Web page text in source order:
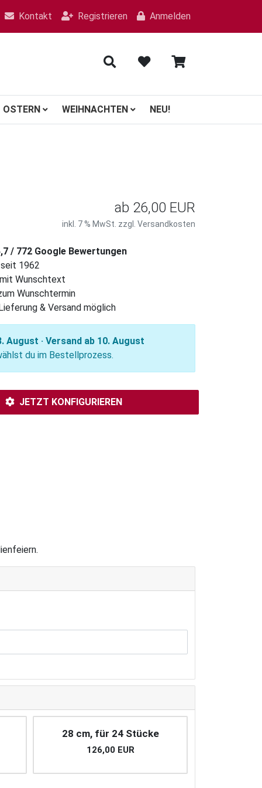
Kontakt Registrieren Anmelden
OSTERN WEIHNACHTEN NEU!
ab 26,00 EUR
inkl. 7 % MwSt. zzgl. Versandkosten
/ 772 Google Bewertungen
1962
Wunschtext
Wunschtermin
& Versand möglich
August · Versand ab 10. August
du im Bestellprozess.
JETZT KONFIGURIEREN
28 cm, für 24 Stücke
126,00 EUR